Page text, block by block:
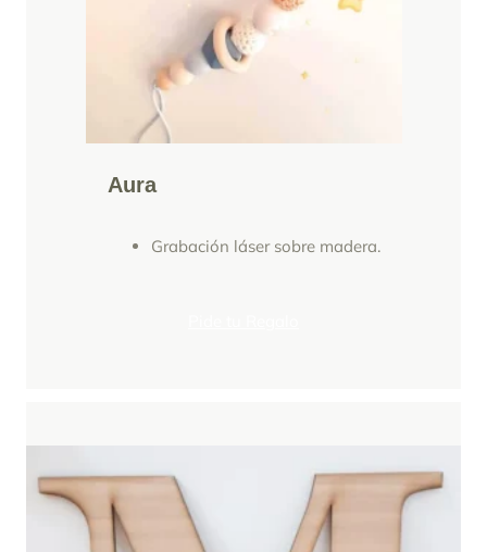
Aura
Grabación láser sobre madera.